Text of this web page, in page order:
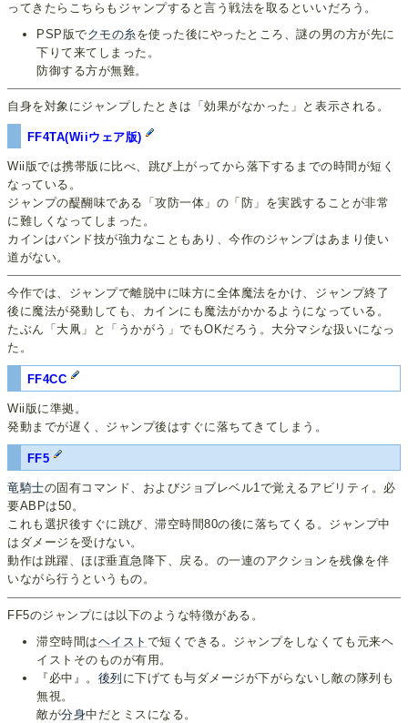
ってきたらこちらもジャンプすると言う戦法を取るといいだろう。
PSP版でクモの糸を使った後にやったところ、謎の男の方が先に
下りて来てしまった。
防御する方が無難。
自身を対象にジャンプしたときは「効果がなかった」と表示される。
FF4TA(Wiiウェア版)
Wii版では携帯版に比べ、跳び上がってから落下するまでの時間が短く
なっている。
ジャンプの醍醐味である「攻防一体」の「防」を実践することが非常
に難しくなってしまった。
カインはバンド技が強力なこともあり、今作のジャンプはあまり使い
道がない。
今作では、ジャンプで離脱中に味方に全体魔法をかけ、ジャンプ終了
後に魔法が発動しても、カインにも魔法がかかるようになっている。
たぶん「大凧」と「うかがう」でもOKだろう。大分マシな扱いになっ
た。
FF4CC
Wii版に準拠。
発動までが遅く、ジャンプ後はすぐに落ちてきてしまう。
FF5
竜騎士の固有コマンド、およびジョブレベル1で覚えるアビリティ。必
要ABPは50。
これも選択後すぐに跳び、滞空時間80の後に落ちてくる。ジャンプ中
はダメージを受けない。
動作は跳躍、ほぼ垂直急降下、戻る。の一連のアクションを残像を伴
いながら行うというもの。
FF5のジャンプには以下のような特徴がある。
滞空時間はヘイスト で短くできる。ジャンプをしなくても元来ヘ
イストそのものが有用。
『必中』。 後列 に下げても与ダメージが下がらないし敵の隊列も
無視。
敵が分身中だとミスになる。